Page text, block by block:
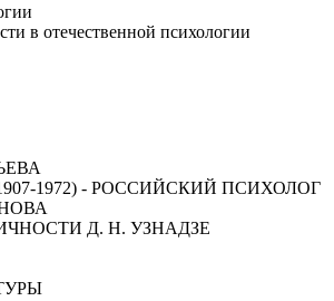
в отечественной психологии
1972) - РОССИЙСКИЙ ПСИХОЛОГ
Д. Н. УЗНАДЗЕ